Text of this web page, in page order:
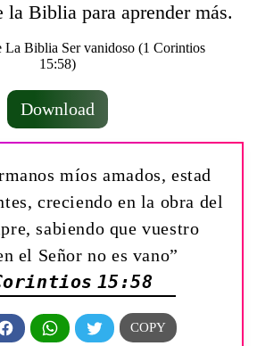
la Biblia para aprender más.
Download
míos amados, estad
creciendo en la obra del
sabiendo que vuestro
el Señor no es vano”
15:58